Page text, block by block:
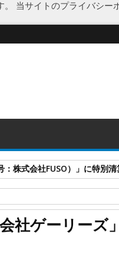
。 当サイトのプライバシー
株式会社FUSO）」に特別
破産開始決定
社ゲーリーズ